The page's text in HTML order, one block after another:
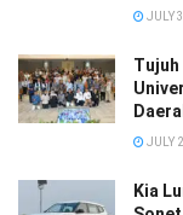
JULY
Tujuh
JULY
Kia